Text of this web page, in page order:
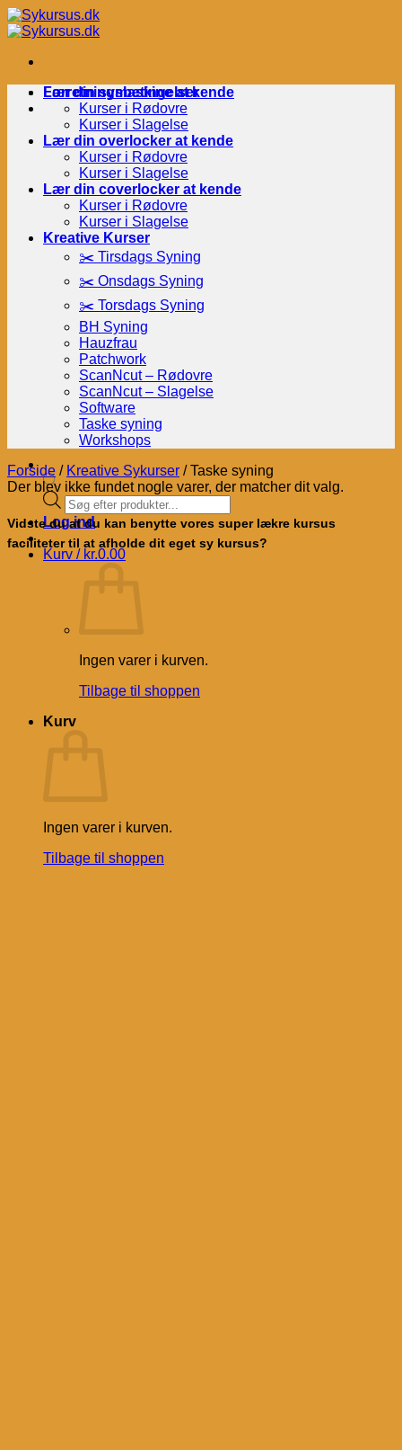
Fortsæt
til
Forretningsbetingelser
Products
search
Log ind
Kurv / kr.0.00
Ingen varer i kurven.
Tilbage til shoppen
Kurv
Ingen varer i kurven.
Tilbage til shoppen
Lær din symaskine at kende
Kurser i Rødovre
Kurser i Slagelse
Lær din overlocker at kende
Kurser i Rødovre
Kurser i Slagelse
Lær din coverlocker at kende
Kurser i Rødovre
Kurser i Slagelse
Kreative Kurser
✂️ Tirsdags Syning
✂️ Onsdags Syning
✂️ Torsdags Syning
BH Syning
Hauzfrau
Patchwork
ScanNcut – Rødovre
ScanNcut – Slagelse
Software
Taske syning
Workshops
Forside / Kreative Sykurser /Taske syning
Der blev ikke fundet nogle varer, der matcher dit valg.
Vidste du at du kan benytte vores super lækre kursus
faciliteter til at afholde dit eget sy kursus?